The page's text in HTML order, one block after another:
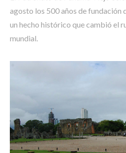
agosto los 500 años de fundación
un hecho histórico que cambió el
mundial.